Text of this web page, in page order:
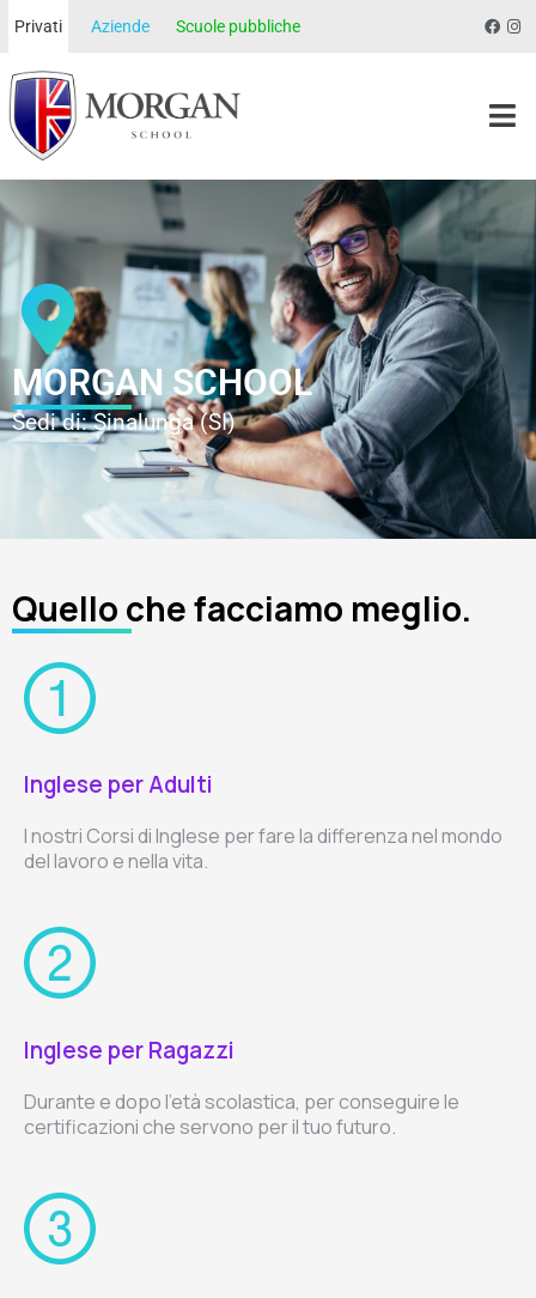
Privati Aziende Scuole pubbliche
MORGAN SCHOOL
Sedi di: Sinalunga (SI)
Quello che facciamo meglio.
Inglese per Adulti
I nostri Corsi di Inglese per fare la differenza nel mondo
del lavoro e nella vita.
Inglese per Ragazzi
Durante e dopo l'età scolastica, per conseguire le
certificazioni che servono per il tuo futuro.